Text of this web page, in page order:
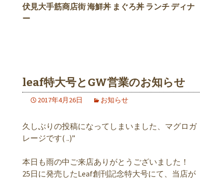
伏見大手筋商店街 海鮮丼 まぐろ丼 ランチ ディナ
ー
leaf特大号とGW営業のお知らせ
2017年4月26日 お知らせ
久しぶりの投稿になってしまいました、マグロガ
レージです( ..)”
本日も雨の中ご来店ありがとうございました！
25日に発売したLeaf創刊記念特大号にて、当店が